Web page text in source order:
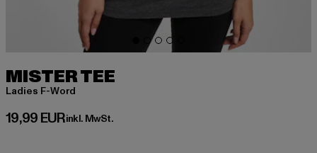
MISTER TEE
Ladies F-Word
19,99 EUR
Derzeitiger Preis: 19,99 EUR
inkl. MwSt.